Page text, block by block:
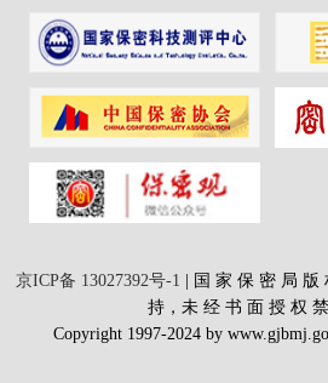
京ICP备 13027392号-1 | 国 家 保 密 局 版
持，未 经 书 面 授 权
Copyright 1997-2024 by